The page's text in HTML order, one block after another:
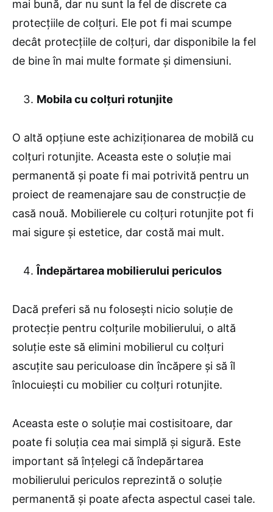
mai bună, dar nu sunt la fel de discrete ca
protecțiile de colțuri. Ele pot fi mai scumpe
decât protecțiile de colțuri, dar disponibile la fel
de bine în mai multe formate și dimensiuni.
Mobila cu colțuri rotunjite
O altă opțiune este achiziționarea de mobilă cu
colțuri rotunjite. Aceasta este o soluție mai
permanentă și poate fi mai potrivită pentru un
proiect de reamenajare sau de construcție de
casă nouă. Mobilierele cu colțuri rotunjite pot fi
mai sigure și estetice, dar costă mai mult.
Îndepărtarea mobilierului periculos
Dacă preferi să nu folosești nicio soluție de
protecție pentru colțurile mobilierului, o altă
soluție este să elimini mobilierul cu colțuri
ascuțite sau periculoase din încăpere și să îl
înlocuiești cu mobilier cu colțuri rotunjite.
Aceasta este o soluție mai costisitoare, dar
poate fi soluția cea mai simplă și sigură. Este
important să înțelegi că îndepărtarea
mobilierului periculos reprezintă o soluție
permanentă și poate afecta aspectul casei tale.